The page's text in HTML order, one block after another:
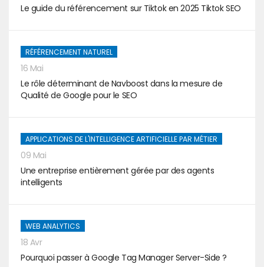
Le guide du référencement sur Tiktok en 2025 Tiktok SEO
RÉFÉRENCEMENT NATUREL
16 Mai
Le rôle déterminant de Navboost dans la mesure de
Qualité de Google pour le SEO
APPLICATIONS DE L'INTELLIGENCE ARTIFICIELLE PAR MÉTIER
09 Mai
Une entreprise entièrement gérée par des agents
intelligents
WEB ANALYTICS
18 Avr
Pourquoi passer à Google Tag Manager Server-Side ?